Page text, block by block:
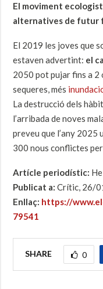
El moviment
alternatives de futur
El 2019 les joves que
estaven advertint: el
2050 pot pujar fins a 2
sequeres, més
La destrucció dels
l’arribada de noves
preveu que l’any 2025
300 nous conflictes
Artícle periodístic:
Publicat a: Crític, 26/
Enllaç: https://
79541
SHARE 0